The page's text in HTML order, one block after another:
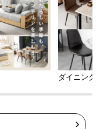
ダイニング